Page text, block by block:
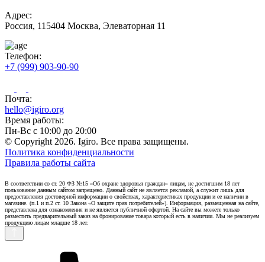
Адрес:
Россия, 115404 Москва, Элеваторная 11
Телефон:
+7 (999) 903-90-90
Почта:
hello@igiro.org
Время работы:
Пн-Вс с 10:00 до 20:00
© Copyright 2026. Igiro. Все права защищены.
Политика конфиденциальности
Правила работы сайта
В соответствии со ст. 20 ФЗ №15 «Об охране здоровья граждан» лицам, не достигшим 18 лет
пользование данным сайтом запрещено. Данный сайт не является рекламой, а служит лишь для
предоставления достоверной информации о свойствах, характеристиках продукции и ее наличии в
магазине. (п.1 и п.2 ст. 10 Закона «О защите прав потребителей»). Информация, размещенная на сайте,
представлена для ознакомления и не является публичной офертой. На сайте вы можете только
разместить предварительный заказ на бронирование товара который есть в наличии. Мы не реализуем
продукцию лицам младше 18 лет.